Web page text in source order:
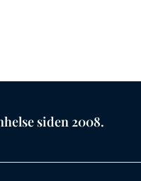
siden 2008.